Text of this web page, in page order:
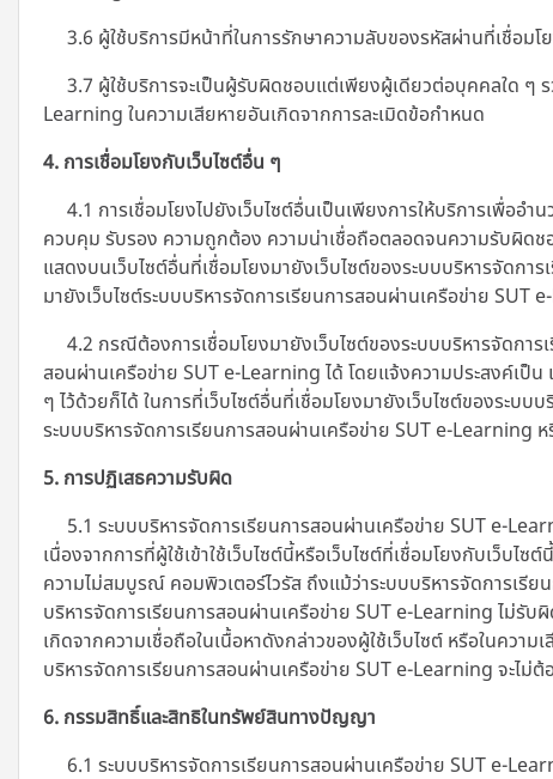
3.6 ผู้ใช้บริการมีหน้าที่ในการรักษาความลับของรหัสผ่านที่เชื่อมโ
3.7 ผู้ใช้บริการจะเป็นผู้รับผิดชอบแต่เพียงผู้เดียวต่อบุคคลใด ๆ
Learning ในความเสียหายอันเกิดจากการละเมิดข้อกำหนด
4. การเชื่อมโยงกับเว็บไซต์อื่น ๆ
4.1 การเชื่อมโยงไปยังเว็บไซต์อื่นเป็นเพียงการให้บริการเพื่ออ
ควบคุม รับรอง ความถูกต้อง ความน่าเชื่อถือตลอดจนความรับผิดช
แสดงบนเว็บไซต์อื่นที่เชื่อมโยงมายังเว็บไซต์ของระบบบริหารจัดกา
มายังเว็บไซต์ระบบบริหารจัดการเรียนการสอนผ่านเครือข่าย SUT
4.2 กรณีต้องการเชื่อมโยงมายังเว็บไซต์ของระบบบริหารจัดการ
สอนผ่านเครือข่าย SUT e-Learning ได้ โดยแจ้งความประสงค์เป็
ๆ ไว้ด้วยก็ได้ ในการที่เว็บไซต์อื่นที่เชื่อมโยงมายังเว็บไซต์ของระบ
ระบบบริหารจัดการเรียนการสอนผ่านเครือข่าย SUT e-Learning
5. การปฏิเสธความรับผิด
5.1 ระบบบริหารจัดการเรียนการสอนผ่านเครือข่าย SUT e-
เนื่องจากการที่ผู้ใช้เข้าใช้เว็บไซต์นี้หรือเว็บไซต์ที่เชื่อมโยงกับเว็บ
ความไม่สมบูรณ์ คอมพิวเตอร์ไวรัส ถึงแม้ว่าระบบบริหารจัดการเรี
บริหารจัดการเรียนการสอนผ่านเครือข่าย SUT e-Learning ไม่รับ
เกิดจากความเชื่อถือในเนื้อหาดังกล่าวของผู้ใช้เว็บไซต์ หรือในควา
บริหารจัดการเรียนการสอนผ่านเครือข่าย SUT e-Learning จะไม่
6. กรรมสิทธิ์และสิทธิในทรัพย์สินทางปัญญา
6.1 ระบบบริหารจัดการเรียนการสอนผ่านเครือข่าย SUT e-